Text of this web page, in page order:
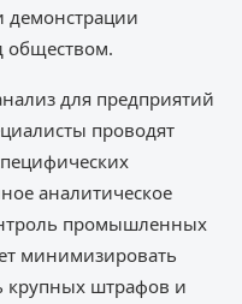
демонстрации
обществом.
для предприятий
проводят
аналитическое
промышленных
минимизировать
крупных штрафов и